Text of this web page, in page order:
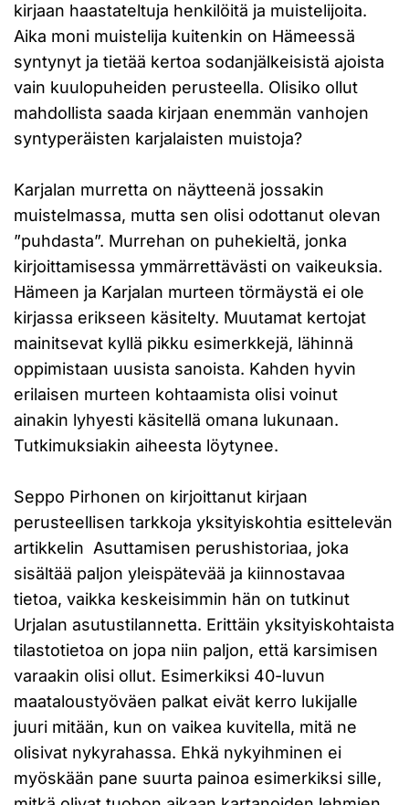
kirjaan haastateltuja henkilöitä ja muistelijoita.
Aika moni muistelija kuitenkin on Hämeessä
syntynyt ja tietää kertoa sodanjälkeisistä ajoista
vain kuulopuheiden perusteella. Olisiko ollut
mahdollista saada kirjaan enemmän vanhojen
syntyperäisten karjalaisten muistoja?
Karjalan murretta on näytteenä jossakin
muistelmassa, mutta sen olisi odottanut olevan
”puhdasta”. Murrehan on puhekieltä, jonka
kirjoittamisessa ymmärrettävästi on vaikeuksia.
Hämeen ja Karjalan murteen törmäystä ei ole
kirjassa erikseen käsitelty. Muutamat kertojat
mainitsevat kyllä pikku esimerkkejä, lähinnä
oppimistaan uusista sanoista. Kahden hyvin
erilaisen murteen kohtaamista olisi voinut
ainakin lyhyesti käsitellä omana lukunaan.
Tutkimuksiakin aiheesta löytynee.
Seppo Pirhonen on kirjoittanut kirjaan
perusteellisen tarkkoja yksityiskohtia esittelevän
artikkelin Asuttamisen perushistoriaa, joka
sisältää paljon yleispätevää ja kiinnostavaa
tietoa, vaikka keskeisimmin hän on tutkinut
Urjalan asutustilannetta. Erittäin yksityiskohtaista
tilastotietoa on jopa niin paljon, että karsimisen
varaakin olisi ollut. Esimerkiksi 40-luvun
maataloustyöväen palkat eivät kerro lukijalle
juuri mitään, kun on vaikea kuvitella, mitä ne
olisivat nykyrahassa. Ehkä nykyihminen ei
myöskään pane suurta painoa esimerkiksi sille,